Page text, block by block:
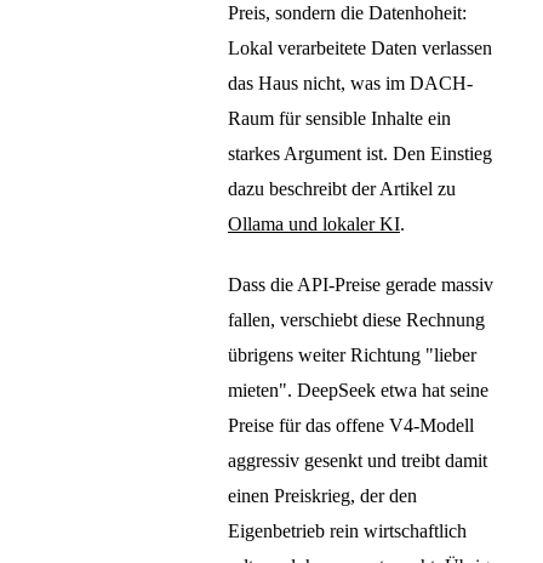
Preis, sondern die Datenhoheit:
Lokal verarbeitete Daten verlassen
das Haus nicht, was im DACH-
Raum für sensible Inhalte ein
starkes Argument ist. Den Einstieg
dazu beschreibt der Artikel zu
Ollama und lokaler KI.
Dass die API-Preise gerade massiv
fallen, verschiebt diese Rechnung
übrigens weiter Richtung "lieber
mieten". DeepSeek etwa hat seine
Preise für das offene V4-Modell
aggressiv gesenkt und treibt damit
einen Preiskrieg, der den
Eigenbetrieb rein wirtschaftlich